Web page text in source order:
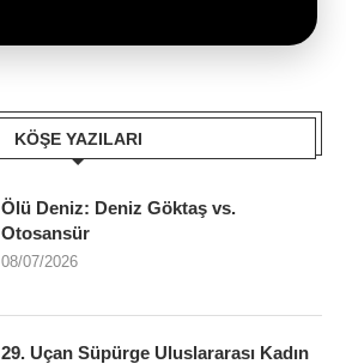
KÖŞE YAZILARI
Ölü Deniz: Deniz Göktaş vs.
Otosansür
08/07/2026
29. Uçan Süpürge Uluslararası Kadın